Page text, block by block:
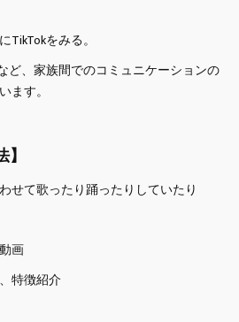
をみる。
ど、家族間でのコミュニケーションの
ます。
せて歌ったり踊ったりしていたり
画
特徴紹介